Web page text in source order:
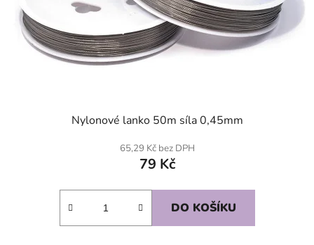
Nylonové lanko 50m síla 0,45mm
65,29 Kč bez DPH
79 Kč
DO KOŠÍKU